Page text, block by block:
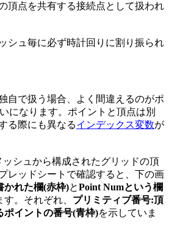
頂点を共有する接続点として扱われ
シュ毎に必ず時計回りに割り振られ
自で扱う場合、よく間違えるのがポ
になります。ポイントと頂点は別
る際にも異なるインデックス変数が
ッシュから構成されたグリッドの頂
レッドシートで確認すると、下の画
かれた欄(赤枠)とPoint Numという欄
。それぞれ、 プリミティブ番号:頂
ポイントの番号(青枠)を示していま